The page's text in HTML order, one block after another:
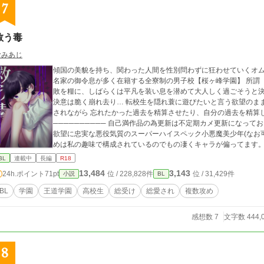
7
う毒
あじ
傾国の美貌を持ち、関わった人間を性別問わずに狂わせていくオ
名家の御令息が多く在籍する全寮制の男子校【桜ヶ峰学園】 所謂【王道学園】に入学してしまう。 中学生の頃の失
敗を糧に、しばらくは平凡を装い息を潜めて大人しく過ごそうと
決意は脆く崩れ去り… 転校生を隠れ蓑に遊びたいと言う欲望のまま、己の道を突き進み、人を魅了し、時には魅了
されながら 忘れたかった過去を精算させたり、自分の過去を精算し
────────── 自己満作品の為更新は不定期カメ更新になっております。お許しくだしゃぁ… 大分アウトローで
欲望に忠実な悪役気質のスーパーハイスペック小悪魔美少年(なお
めは私の趣味で構成されているのでもの凄くキャラが偏ってます。 総受け総愛され、主人公至上主義キャラが多
連載中 長編 R18
24h.ポイント 71pt 小説 13,484 位 / 228,828件 BL 3,143 位 / 31,429件
BL 学園 王道学園 高校生 総受け 総愛され 複数攻め
感想数 7 文字数
8